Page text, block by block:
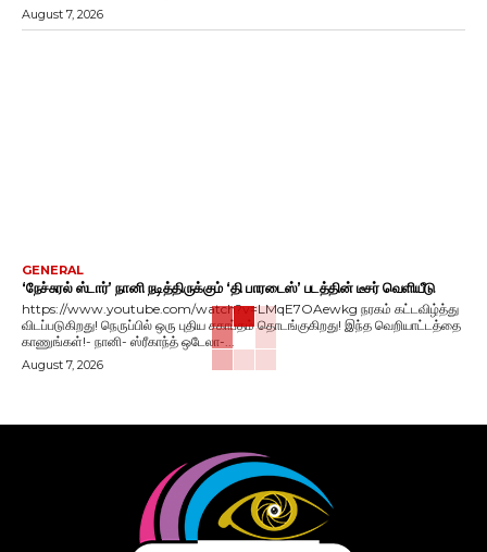
August 7, 2026
GENERAL
‘நேச்சுரல் ஸ்டார்’ நானி நடித்திருக்கும் ‘தி பாரடைஸ்’ படத்தின் டீசர் வெளியீடு
https://www.youtube.com/watch?v=LMqE7OAewkg நரகம் கட்டவிழ்த்து
விடப்படுகிறது! நெருப்பில் ஒரு புதிய சகாப்தம் தொடங்குகிறது! இந்த வெறியாட்டத்தை
காணுங்கள்!- நானி- ஸ்ரீகாந்த் ஒடேலா-...
August 7, 2026